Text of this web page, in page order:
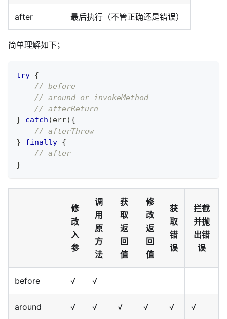
after 最后执行（不管正确还是错误）
简单理解如下；
try {
// before
// around or invokeMethod
// afterReturn
}
catch (err) {
// afterThrow
}
finally {
// after
}
修
改
入
参
调
用
原
方
法
获
取
返
回
值
修
改
返
回
值
获
取
错
误
拦截
并抛
出错
误
before √ √
around √ √ √ √ √ √